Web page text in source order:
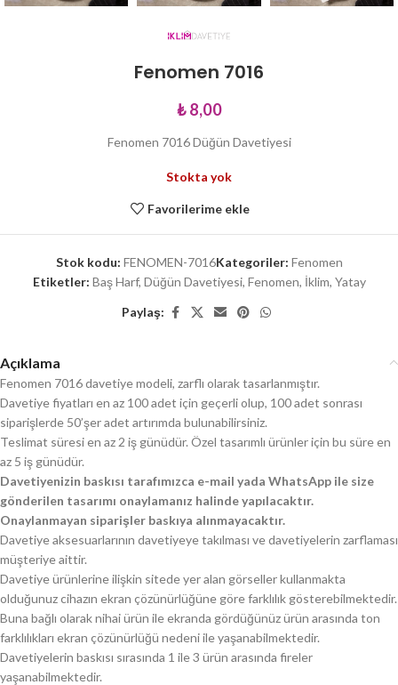
Fenomen 7016
₺8,00
Fenomen 7016 Düğün Davetiyesi
Stokta yok
Favorilerime ekle
Stok kodu: FENOMEN-7016Kategoriler: Fenomen
Etiketler: Baş Harf, Düğün Davetiyesi, Fenomen, İklim, Yatay
Paylaş:
Açıklama
Fenomen 7016 davetiye modeli, zarflı olarak tasarlanmıştır.
Davetiye fiyatları en az 100 adet için geçerli olup, 100 adet sonrası
siparişlerde 50’şer adet artırımda bulunabilirsiniz.
Teslimat süresi en az 2 iş günüdür. Özel tasarımlı ürünler için bu süre en
az 5 iş günüdür.
Davetiyenizin baskısı tarafımızca e-mail yada WhatsApp ile size
gönderilen tasarımı onaylamanız halinde yapılacaktır.
Onaylanmayan siparişler baskıya alınmayacaktır.
Davetiye aksesuarlarının davetiyeye takılması ve davetiyelerin zarflaması
müşteriye aittir.
Davetiye ürünlerine ilişkin sitede yer alan görseller kullanmakta
olduğunuz cihazın ekran çözünürlüğüne göre farklılık gösterebilmektedir.
Buna bağlı olarak nihai ürün ile ekranda gördüğünüz ürün arasında ton
farklılıkları ekran çözünürlüğü nedeni ile yaşanabilmektedir.
Davetiyelerin baskısı sırasında 1 ile 3 ürün arasında fireler
yaşanabilmektedir.